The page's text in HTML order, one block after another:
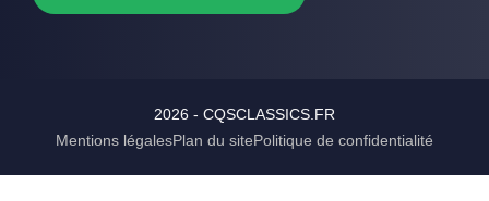
2026 - CQSCLASSICS.FR
Mentions légalesPlan du sitePolitique de confidentialité